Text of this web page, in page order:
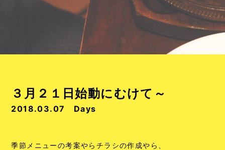
３月２１日始動にむけて～
2018.03.07 Days
季節メニューの考案やらチラシの作成やら、